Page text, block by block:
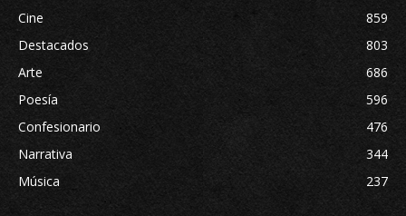
Cine
859
Destacados
803
Arte
686
Poesía
596
Confesionario
476
Narrativa
344
Música
237